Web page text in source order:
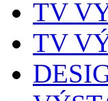
TV
TV